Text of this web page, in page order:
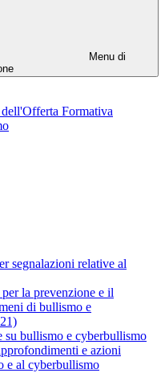
Menu di
Formativa
segnalazioni relative al
la prevenzione e il
di bullismo e
su bullismo e cyberbullismo
e azioni
e al cyberbullismo